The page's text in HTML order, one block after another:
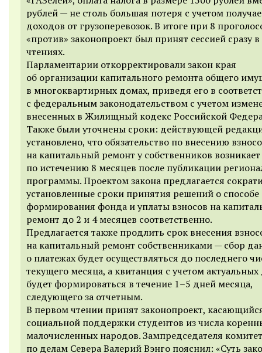
рублей — не столь большая потеря с учетом
доходов от грузоперевозок. В итоге при 8
«против» законопроект был принят сессией сразу
чтениях.
Парламентарии откорректировали закон края
об организации капитального ремонта общего
в многоквартирных домах, приведя его в
с федеральным законодательством с учетом
внесенных в Жилищный кодекс Российской
Также были уточнены сроки: действующей
установлено, что обязательство по внесению
на капитальный ремонт у собственников возникает
по истечению 8 месяцев после публикации
программы. Проектом закона предлагается
установленные сроки принятия решений о способе
формирования фонда и уплаты взносов на
ремонт до 2 и 4 месяцев соответственно.
Предлагается также продлить срок внесения
на капитальный ремонт собственниками — сбор
о платежах будет осуществляться до последнего
текущего месяца, а квитанция с учетом
будет формироваться в течение 1–5 дней месяца,
следующего за отчетным.
В первом чтении принят законопроект,
социальной поддержки студентов из числа
малочисленных народов. Зампредседателя
по делам Севера Валерий Вэнго пояснил: «Суть